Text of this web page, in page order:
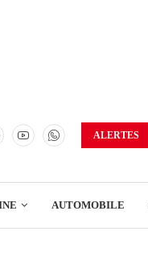
ALERTES
AUTOMOBILE